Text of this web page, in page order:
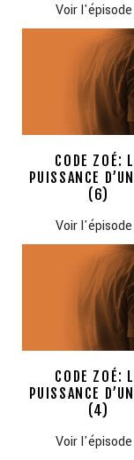
Voir l'épisode
CODE ZOÉ:
PUISSANCE
(6)
Voir l'épisode
CODE ZOÉ:
PUISSANCE
(4)
Voir l'épisode